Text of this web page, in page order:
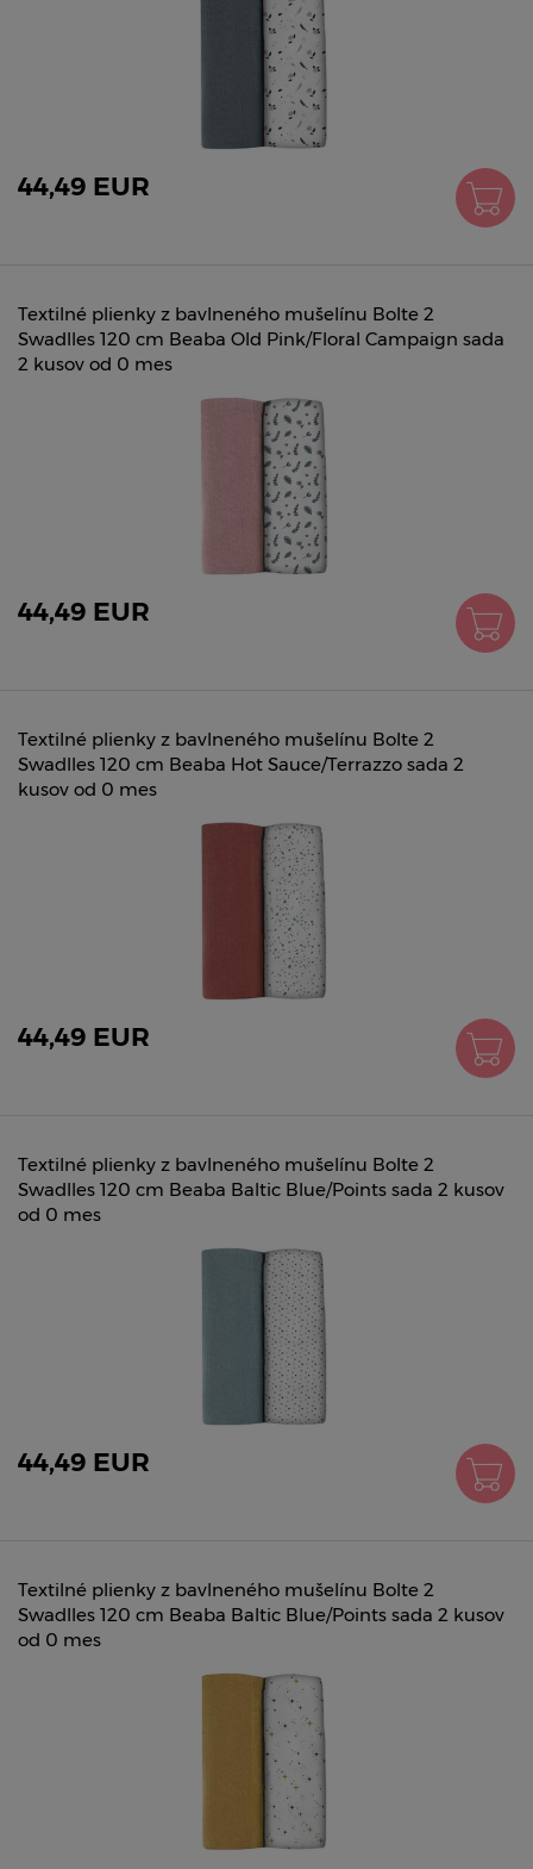
44,49 EUR
Textilné plienky z bavlneného mušelínu Bolte 2
Swadlles 120 cm Beaba Old Pink/Floral Campaign sada
2 kusov od 0 mes
44,49 EUR
Textilné plienky z bavlneného mušelínu Bolte 2
Swadlles 120 cm Beaba Hot Sauce/Terrazzo sada 2
kusov od 0 mes
44,49 EUR
Textilné plienky z bavlneného mušelínu Bolte 2
Swadlles 120 cm Beaba Baltic Blue/Points sada 2 kusov
od 0 mes
44,49 EUR
Textilné plienky z bavlneného mušelínu Bolte 2
Swadlles 120 cm Beaba Baltic Blue/Points sada 2 kusov
od 0 mes